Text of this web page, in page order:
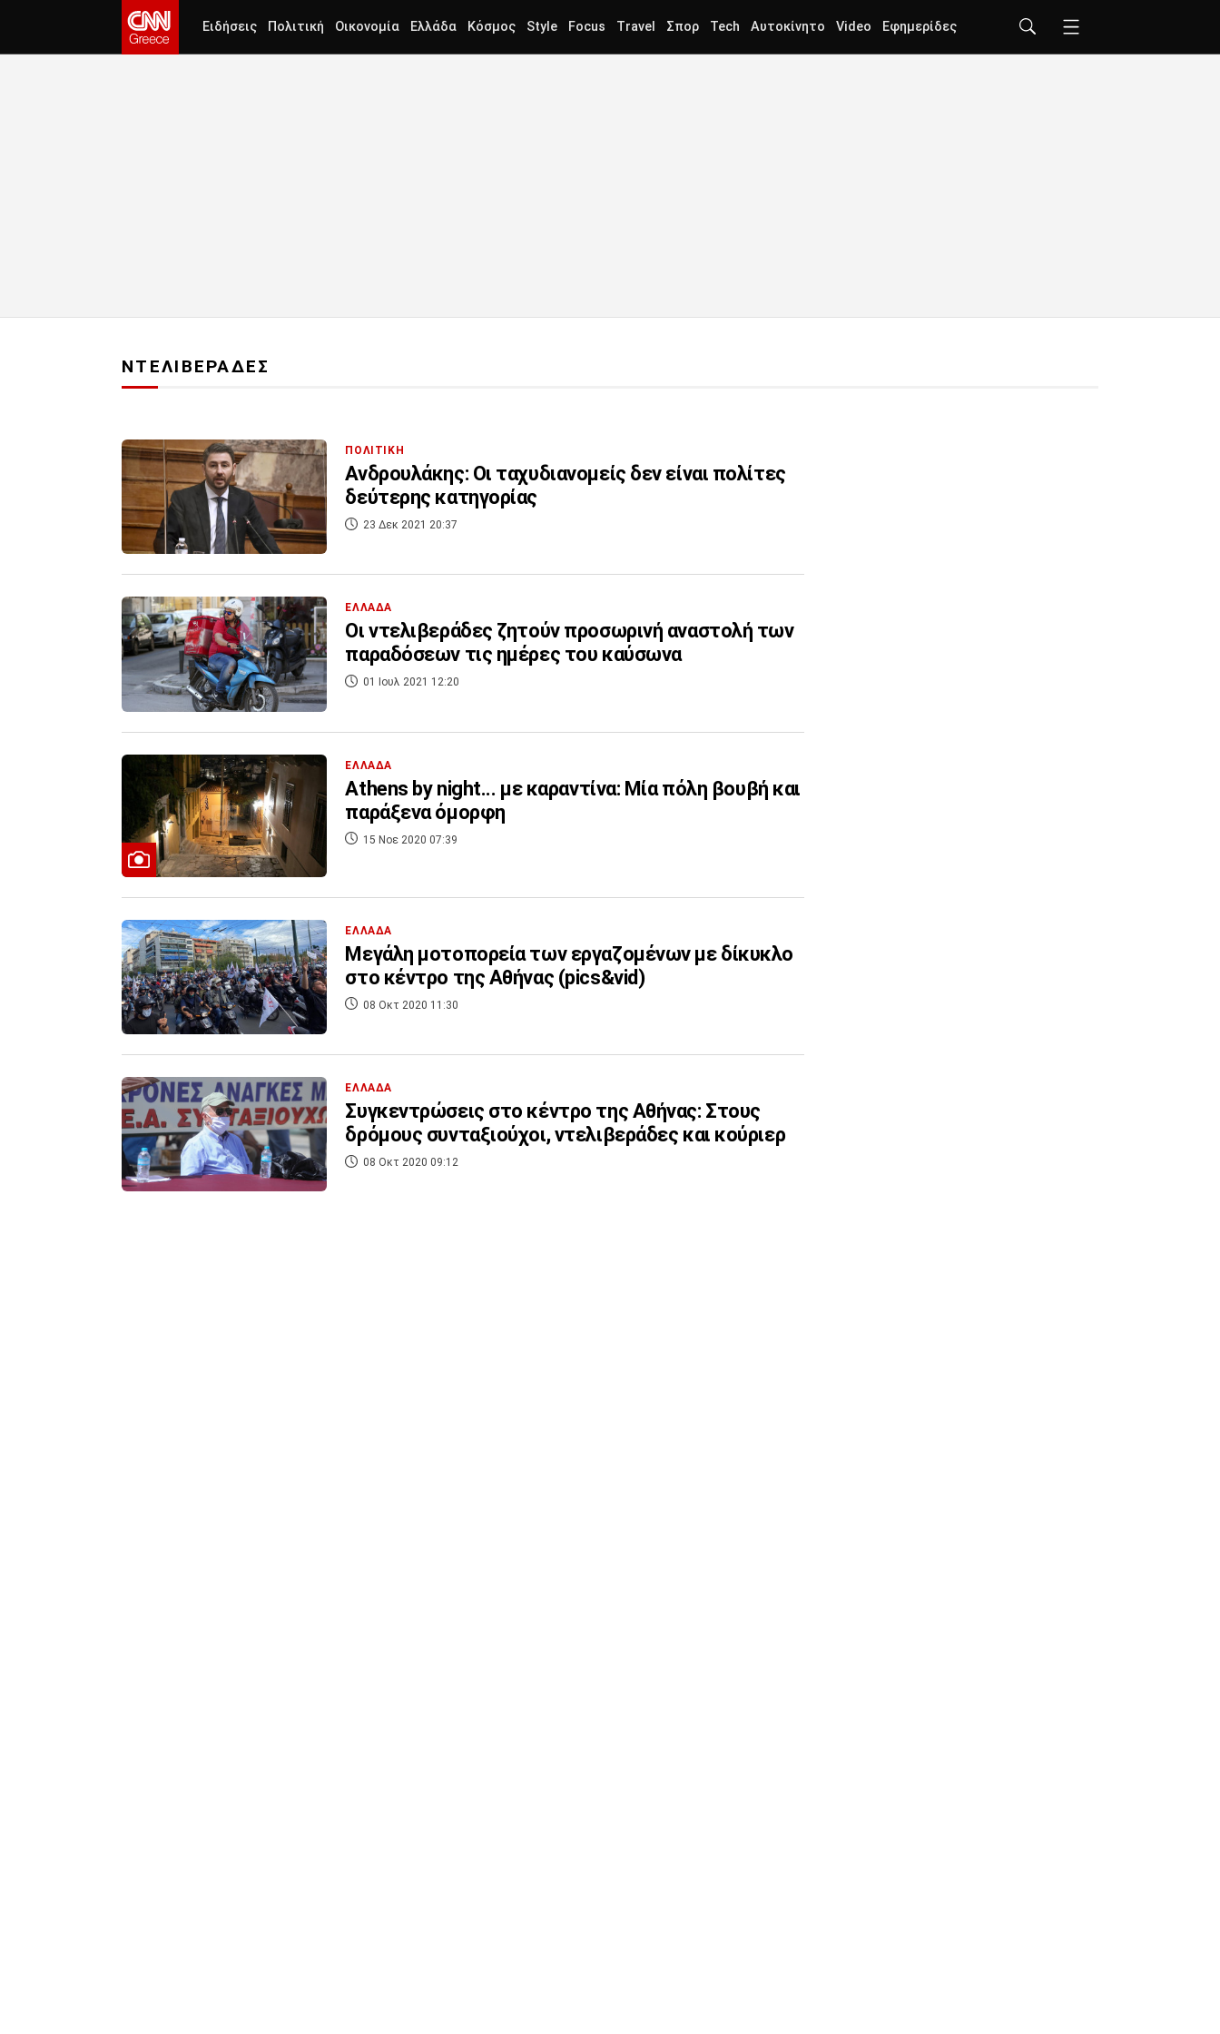
Ειδήσεις Πολιτική Οικονομία Ελλάδα Κόσμος Style Focus Travel Σπορ Tech Αυτοκίνητο Video Εφημερίδες
ΝΤΕΛΙΒΕΡΑΔΕΣ
ΠΟΛΙΤΙΚΗ
Ανδρουλάκης: Οι ταχυδιανομείς δεν είναι πολίτες
δεύτερης κατηγορίας
23 Δεκ 2021 20:37
ΕΛΛΑΔΑ
Οι ντελιβεράδες ζητούν προσωρινή αναστολή των
παραδόσεων τις ημέρες του καύσωνα
01 Ιουλ 2021 12:20
ΕΛΛΑΔΑ
Athens by night... με καραντίνα: Μία πόλη βουβή και
παράξενα όμορφη
15 Νοε 2020 07:39
ΕΛΛΑΔΑ
Μεγάλη μοτοπορεία των εργαζομένων με δίκυκλο
στο κέντρο της Αθήνας (pics&vid)
08 Οκτ 2020 11:30
ΕΛΛΑΔΑ
Συγκεντρώσεις στο κέντρο της Αθήνας: Στους
δρόμους συνταξιούχοι, ντελιβεράδες και κούριερ
08 Οκτ 2020 09:12